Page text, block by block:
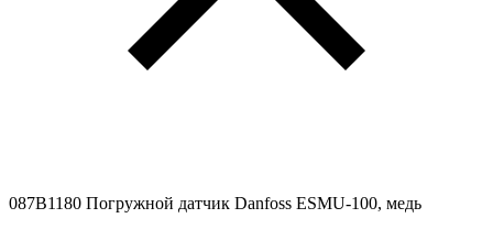
087B1180 Погружной датчик Danfoss ESMU-100, медь